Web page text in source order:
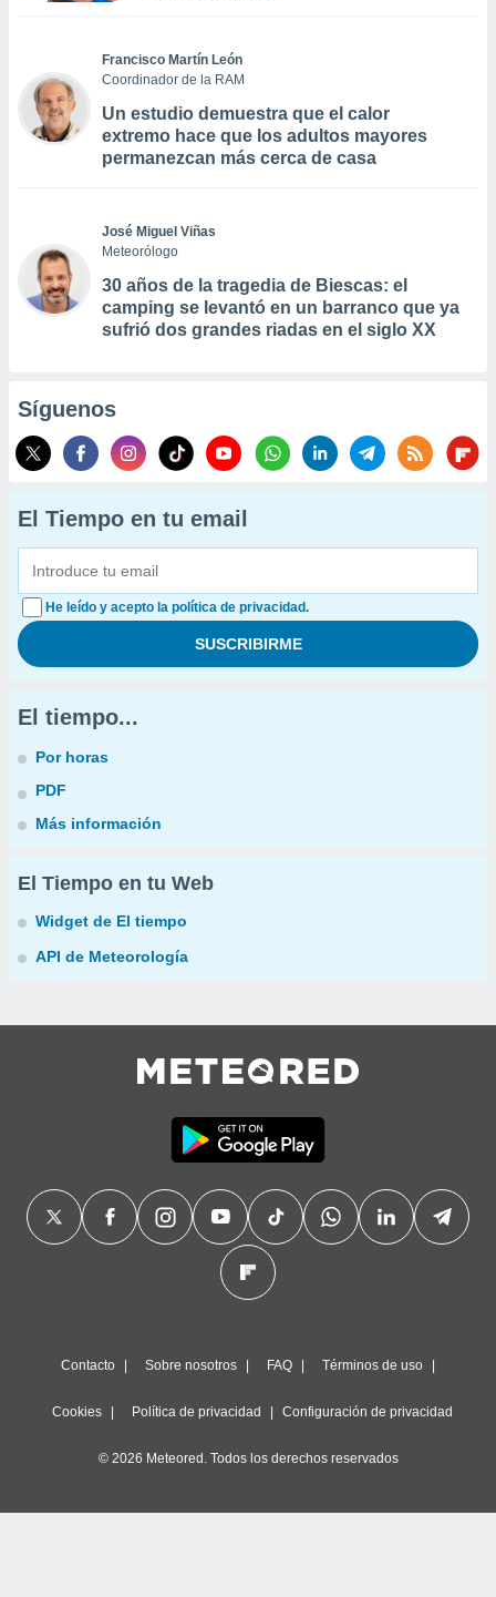
Francisco Martín León
Coordinador de la RAM
Un estudio demuestra que el calor
extremo hace que los adultos mayores
permanezcan más cerca de casa
José Miguel Viñas
Meteorólogo
30 años de la tragedia de Biescas: el
camping se levantó en un barranco que ya
sufrió dos grandes riadas en el siglo XX
Síguenos
El Tiempo en tu email
He leído y acepto la política de privacidad.
El tiempo...
Por horas
PDF
Más información
El Tiempo en tu Web
Widget de El tiempo
API de Meteorología
Contacto Sobre nosotros FAQ Términos de uso
Cookies Política de privacidad Configuración de privacidad
© 2026 Meteored. Todos los derechos reservados